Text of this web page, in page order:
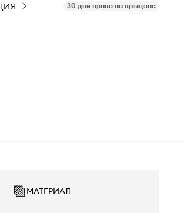
30 дни право на връщане
МАТЕРИАЛ